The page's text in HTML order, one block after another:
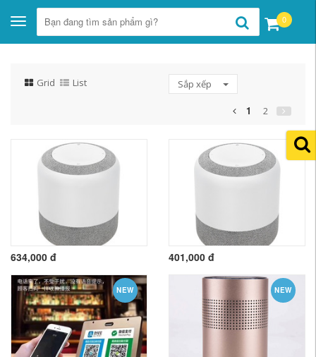
Toggle
navigation
0
Grid List Sắp xếp
1 2
634,000 đ 401,000 đ
NEW NEW